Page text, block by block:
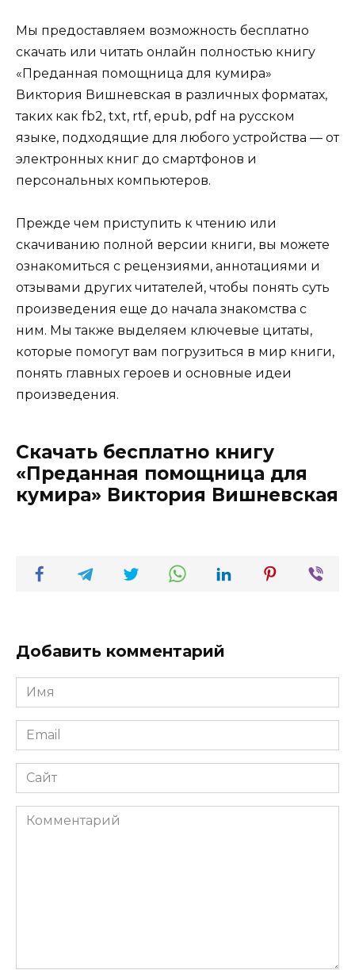
Мы предоставляем возможность бесплатно
скачать или читать онлайн полностью книгу
«Преданная помощница для кумира»
Виктория Вишневская в различных форматах,
таких как fb2, txt, rtf, epub, pdf на русском
языке, подходящие для любого устройства — от
электронных книг до смартфонов и
персональных компьютеров.
Прежде чем приступить к чтению или
скачиванию полной версии книги, вы можете
ознакомиться с рецензиями, аннотациями и
отзывами других читателей, чтобы понять суть
произведения еще до начала знакомства с
ним. Мы также выделяем ключевые цитаты,
которые помогут вам погрузиться в мир книги,
понять главных героев и основные идеи
произведения.
Скачать бесплатно книгу
«Преданная помощница для
кумира» Виктория Вишневская
Добавить комментарий
Имя
*
Email
*
Сайт
Комментарий